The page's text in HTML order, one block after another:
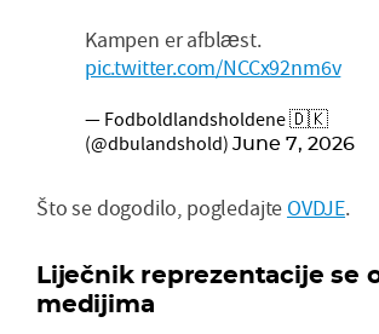
Kampen er afblæst.
pic.twitter.com/NCCx92nm6v
— Fodboldlandsholdene 🇩🇰
(@dbulandshold) June 7, 2026
Što se dogodilo, pogledajte OVDJE.
Liječnik reprezentacije se
medijima